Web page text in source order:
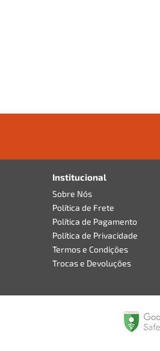
Institucional
Sobre Nós
Política de Frete
Política de Pagamento
Política de Privacidade
Termos e Condições
Trocas e Devoluções